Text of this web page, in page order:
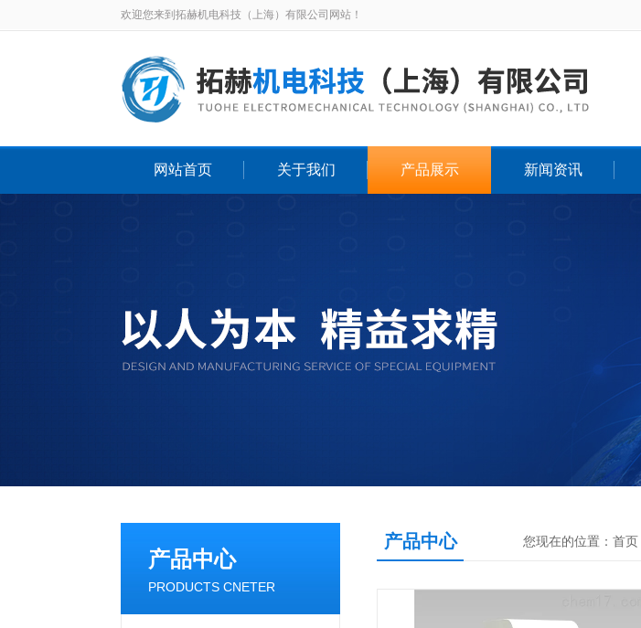
欢迎您来到拓赫机电科技（上海）有限公司网站！
网站首页 关于我们 产品展示 新闻资讯
产品中心
PRODUCTS CNETER
产品中心 您现在的位置： 首页